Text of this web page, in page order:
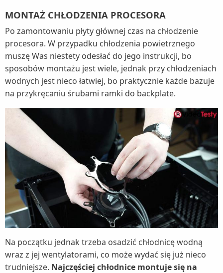
MONTAŻ CHŁODZENIA PROCESORA
Po zamontowaniu płyty głównej czas na chłodzenie
procesora. W przypadku chłodzenia powietrznego
muszę Was niestety odesłać do jego instrukcji, bo
sposobów montażu jest wiele, jednak przy chłodzeniach
wodnych jest nieco łatwiej, bo praktycznie każde bazuje
na przykręcaniu śrubami ramki do backplate.
Na początku jednak trzeba osadzić chłodnicę wodną
wraz z jej wentylatorami, co może wydać się już nieco
trudniejsze. Najczęściej chłodnice montuje się na